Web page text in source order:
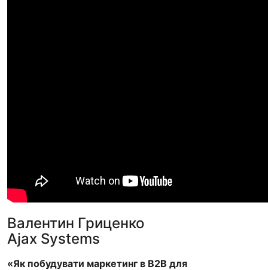
Валентин Гриценко
Ajax Systems
«Як побудувати маркетинг в B2B для